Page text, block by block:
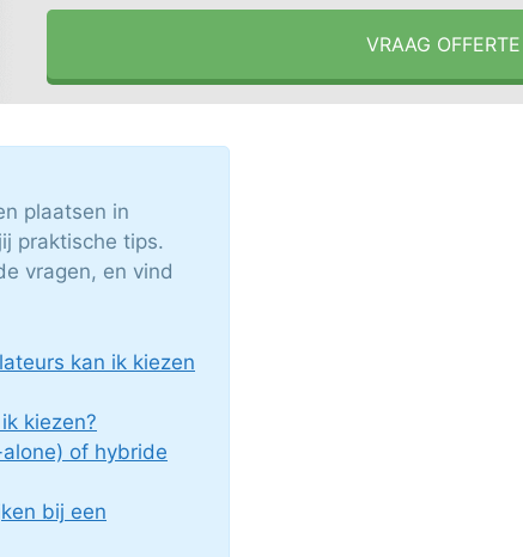
VRAAG
plaatsen in
praktische tips.
vragen, en vind
kan ik kiezen
kiezen?
of hybride
bij een